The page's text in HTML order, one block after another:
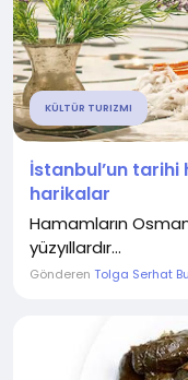
KÜLTÜR TURIZMI
İstanbul’un
harikalar
Hamamların
yüzyıllardır...
Gönderen Tolga Serhat